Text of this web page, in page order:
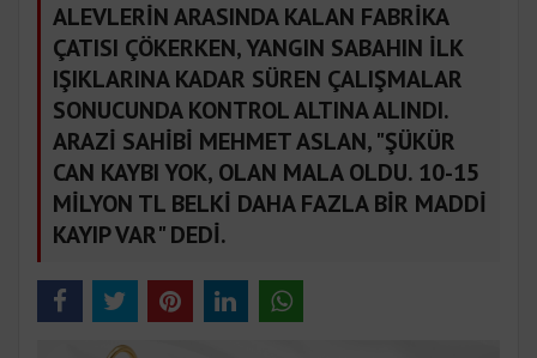
ALEVLERİN ARASINDA KALAN FABRİKA
ÇATISI ÇÖKERKEN, YANGIN SABAHIN İLK
IŞIKLARINA KADAR SÜREN ÇALIŞMALAR
SONUCUNDA KONTROL ALTINA ALINDI.
ARAZİ SAHİBİ MEHMET ASLAN, "ŞÜKÜR
CAN KAYBI YOK, OLAN MALA OLDU. 10-15
MİLYON TL BELKİ DAHA FAZLA BİR MADDİ
KAYIP VAR" DEDİ.